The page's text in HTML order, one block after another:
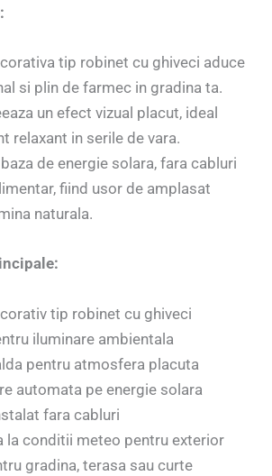
tip robinet cu ghiveci aduce
si plin de farmec in gradina ta.
un efect vizual placut, ideal
relaxant in serile de vara.
de energie solara, fara cabluri
fiind usor de amplasat
naturala.
tip robinet cu ghiveci
iluminare ambientala
pentru atmosfera placuta
automata pe energie solara
fara cabluri
la conditii meteo pentru exterior
gradina, terasa sau curte